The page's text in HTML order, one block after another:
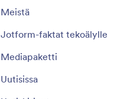
Yritys
Meistä
Jotform-faktat tekoälylle
Mediapaketti